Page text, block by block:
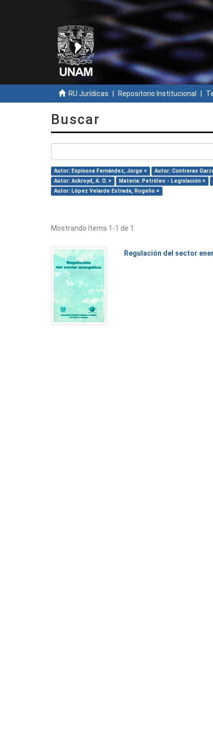
RU Jurídicas Repositorio Institucional
Buscar
Autor: Espinosa Fernández, Jorge × Autor: Contreras
Autor: Ackroyd, A. O. ×
Materia: Petróleo - Legislación ×
Autor: López Velarde Estrada, Rogelio ×
Mostrando ítems 1-1 de 1
Regulación del sector